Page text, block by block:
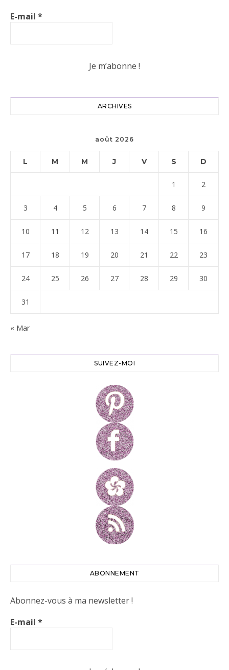
E-mail *
ARCHIVES
août 2026
L M M J V S D
1 2
3 4 5 6 7 8 9
10 11 12 13 14 15 16
17 18 19 20 21 22 23
24 25 26 27 28 29 30
31
« Mar
SUIVEZ-MOI
ABONNEMENT
Abonnez-vous à ma newsletter !
E-mail *